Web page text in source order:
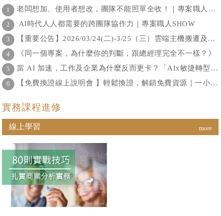
情來襲時，因92年的SARS應變
經驗未有完整紀錄保留，醫院因
應疫情，需費時重新拆解任務、
重新試錯，也導致更多資源浪
費，使得醫院首長深感建置關鍵
知識平台之重要性及急迫性。
在董事會及高醫校方支持下，體
系四家醫院同時進行建置及推動
知識管理系統，將最重要的知識
資產得以共享，以體系醫院共學
期望達到世代傳承、培育優秀人
才及永續經營之目標。
音樂策展人，此次現身說法，分
享音樂策展專案的精髓。
1 老闆想加、使用者想改，團隊不能照單全收！｜專案職人SHOW
2 AI時代人人都需要的跨團隊協作力｜專案職人SHOW
3 【重要公告】2026/03/24(二)-3/25（三）雲端主機搬遷及更新，系統暫停服務通知
4 《同一個專案，為什麼你的判斷，跟總經理完全不一樣？》
5 當 AI 加速，工作及企業為什麼反而更卡？「AIx敏捷轉型線上論壇」2026年1月28日為您解答！
6 【免費換證線上說明會 】輕鬆換證，解鎖免費資源｜一小時手把手帶你搞懂換證全流程
實務課程進修
線上學習 more